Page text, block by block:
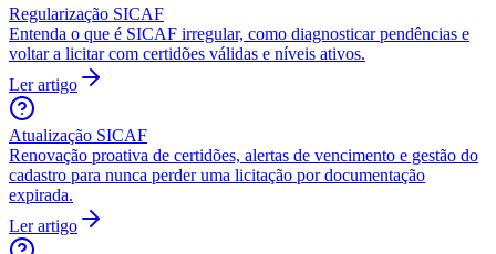
Regularização SICAF
Entenda o que é SICAF irregular, como diagnosticar pendências e
voltar a licitar com certidões válidas e níveis ativos.
Ler artigo
Atualização SICAF
Renovação proativa de certidões, alertas de vencimento e gestão do
cadastro para nunca perder uma licitação por documentação
expirada.
Ler artigo